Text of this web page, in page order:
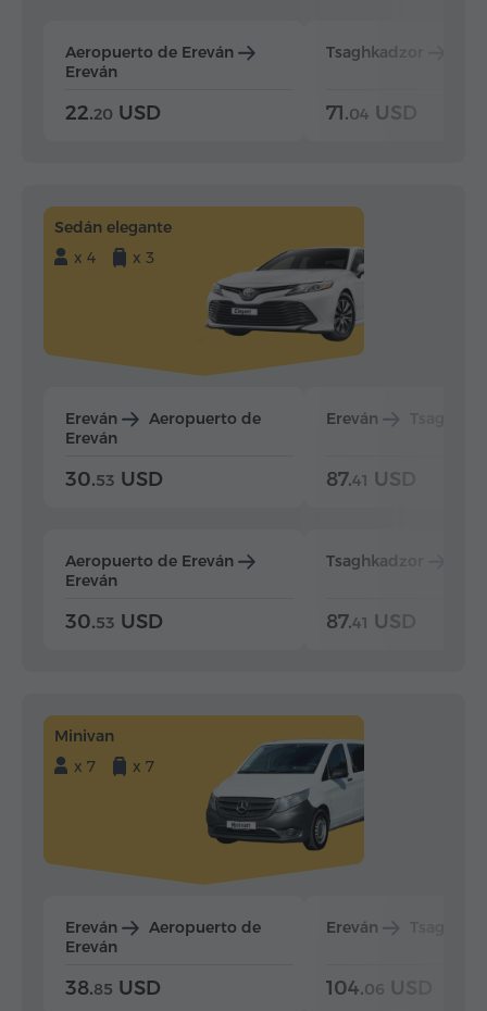
Aeropuerto de Ereván
Ereván
22.20 USD
Tsaghkadzor
71.04 USD
Sedán elegante
x 4
x 3
Ereván
Aeropuerto de
Ereván
30.53 USD
Aeropuerto de Ereván
Ereván
30.53 USD
Ereván
87.41 USD
Tsaghkadzor
87.41 USD
Minivan
x 7
x 7
Ereván
Aeropuerto de
Ereván
38.85 USD
Ereván
104.06 USD